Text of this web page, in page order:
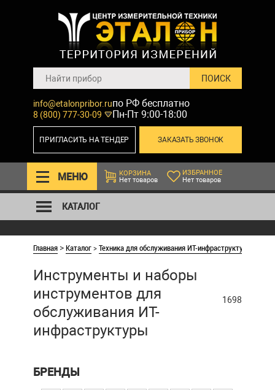
info@etalonpribor.ru
8 (800) 777-30-09
по РФ бесплатно
Пн-Пт 9:00-18:00
ЗАКАЗАТЬ ЗВОНОК
ПРИГЛАСИТЬ НА ТЕНДЕР
МЕНЮ
КОРЗИНА
Нет товаров
ИЗБРАННОЕ
Нет товаров
КАТАЛОГ
Главная >Каталог>Техника для обслуживания ИТ-инфраструктуры
Инструменты и наборы
инструментов для
обслуживания ИТ-
инфраструктуры
1698
БРЕНДЫ